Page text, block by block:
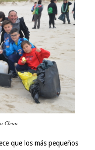
Clean
que los más pequeños